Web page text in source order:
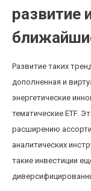
развитие
Развитие таких
дополненная и
энергетические
тематические ETF.
расширению
аналитических
такие инвестиции